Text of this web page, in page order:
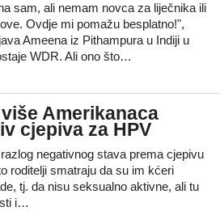
sam, ali nemam novca za liječnika ili
Ovdje mi pomažu besplatno!",
Ameena iz Pithampura u Indiji u
WDR. Ali ono što…
Amerikanaca
cjepiva za HPV
negativnog stava prema cjepivu
roditelji smatraju da su im kćeri
tj. da nisu seksualno aktivne, ali tu
i…